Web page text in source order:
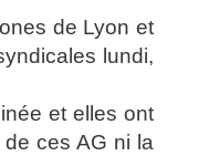
de Lyon et
lundi,
et elles ont
ces AG ni la